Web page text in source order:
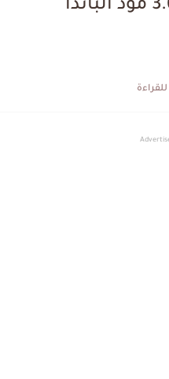
تحميل تحديث ببجي 3.6 مود الباندا